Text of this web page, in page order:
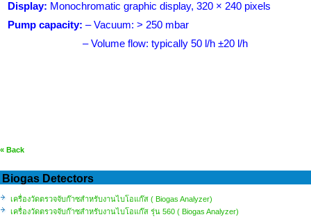
Display: Monochromatic graphic display, 320 × 240 pixels
Pump capacity:– Vacuum: > 250 mbar
– Volume flow: typically 50 l/h ±20 l/h
« Back
Biogas Detectors
เครื่องวัดตรวจจับก๊าซสำหรับงานไบโอแก๊ส ( Biogas Analyzer)
เครื่องวัดตรวจจับก๊าซสำหรับงานไบโอแก๊ส รุ่น 560 ( Biogas Analyzer)